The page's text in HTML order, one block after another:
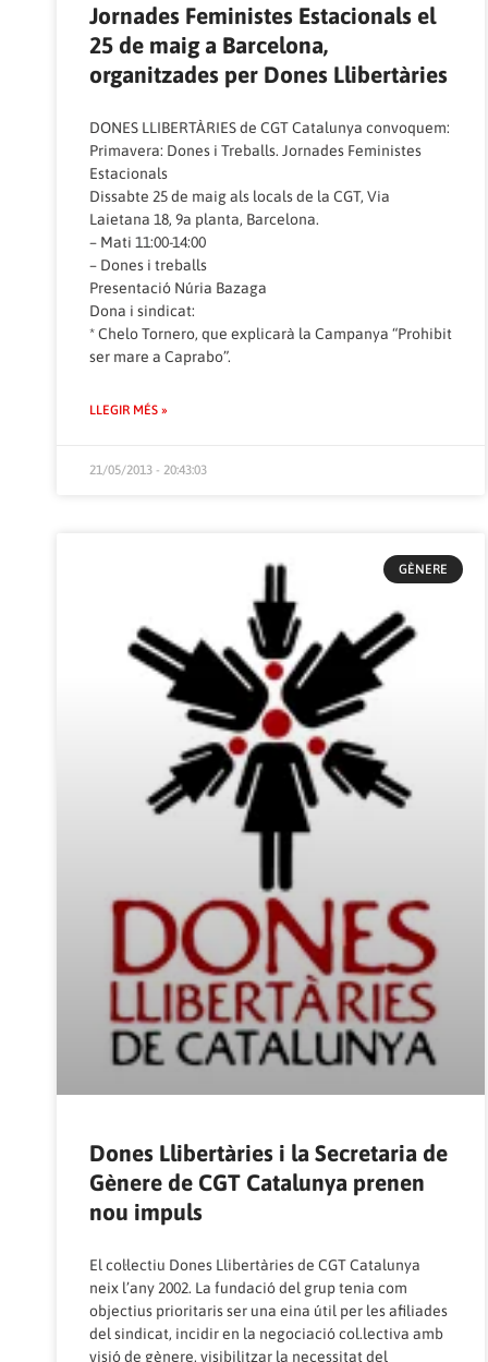
Jornades Feministes Estacionals el
25 de maig a Barcelona,
organitzades per Dones Llibertàries
DONES LLIBERTÀRIES de CGT Catalunya convoquem:
Primavera: Dones i Treballs. Jornades Feministes
Estacionals
Dissabte 25 de maig als locals de la CGT, Via
Laietana 18, 9a planta, Barcelona.
– Mati 11:00-14:00
– Dones i treballs
Presentació Núria Bazaga
Dona i sindicat:
* Chelo Tornero, que explicarà la Campanya “Prohibit
ser mare a Caprabo”.
LLEGIR MÉS »
21/05/2013 - 20:43:03
GÈNERE
Dones Llibertàries i la Secretaria de
Gènere de CGT Catalunya prenen
nou impuls
El col·lectiu Dones Llibertàries de CGT Catalunya
neix l’any 2002. La fundació del grup tenia com
objectius prioritaris ser una eina útil per les afiliades
del sindicat, incidir en la negociació col.lectiva amb
visió de gènere, visibilitzar la necessitat del